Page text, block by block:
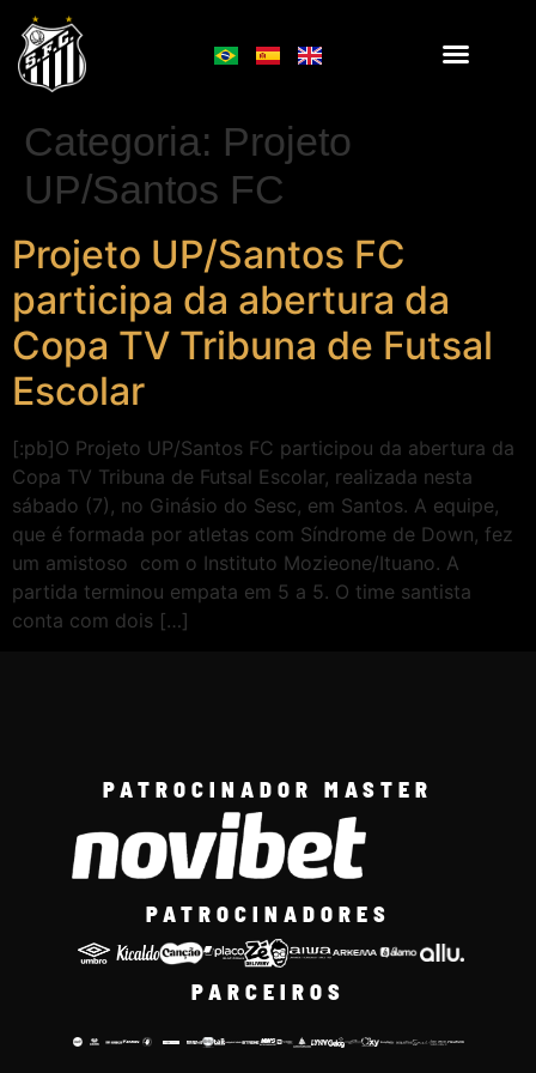
Categoria: Projeto
UP/Santos FC
Projeto UP/Santos FC
participa da abertura da
Copa TV Tribuna de Futsal
Escolar
[:pb]O Projeto UP/Santos FC participou da abertura da
Copa TV Tribuna de Futsal Escolar, realizada nesta
sábado (7), no Ginásio do Sesc, em Santos. A equipe,
que é formada por atletas com Síndrome de Down, fez
um amistoso com o Instituto Mozieone/Ituano. A
partida terminou empata em 5 a 5. O time santista
conta com dois […]
PATROCINADOR MASTER
PATROCINADORES
PARCEIROS